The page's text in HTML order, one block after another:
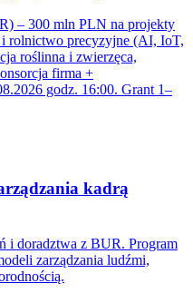
– 300 mln PLN na projekty
rolnictwo precyzyjne (AI, IoT,
roślinna i zwierzęca,
firma +
godz. 16:00. Grant 1–
kadrą
i doradztwa z BUR. Program
zarządzania ludźmi,